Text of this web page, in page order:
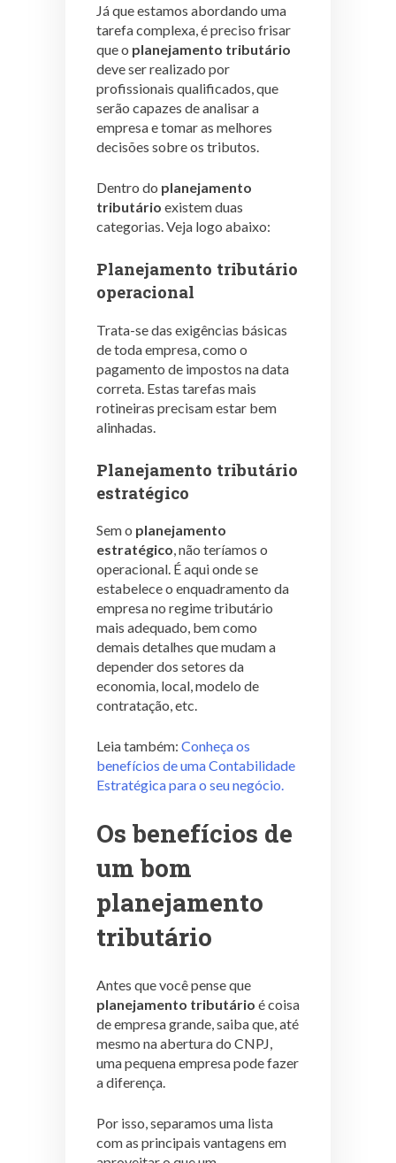
Já que estamos abordando uma
tarefa complexa, é preciso frisar
que o planejamento tributário
deve ser realizado por
profissionais qualificados, que
serão capazes de analisar a
empresa e tomar as melhores
decisões sobre os tributos.
Dentro do planejamento
tributário existem duas
categorias. Veja logo abaixo:
Planejamento tributário
operacional
Trata-se das exigências básicas
de toda empresa, como o
pagamento de impostos na data
correta. Estas tarefas mais
rotineiras precisam estar bem
alinhadas.
Planejamento tributário
estratégico
Sem o planejamento
estratégico, não teríamos o
operacional. É aqui onde se
estabelece o enquadramento da
empresa no regime tributário
mais adequado, bem como
demais detalhes que mudam a
depender dos setores da
economia, local, modelo de
contratação, etc.
Leia também: Conheça os
benefícios de uma Contabilidade
Estratégica para o seu negócio.
Os benefícios de
um bom
planejamento
tributário
Antes que você pense que
planejamento tributário é coisa
de empresa grande, saiba que, até
mesmo na abertura do CNPJ,
uma pequena empresa pode fazer
a diferença.
Por isso, separamos uma lista
com as principais vantagens em